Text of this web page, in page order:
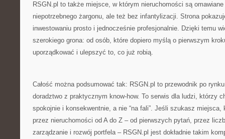
RSGN.pl to także miejsce, w którym nieruchomości są
niepotrzebnego żargonu, ale też bez infantylizacji. Strona
inwestowaniu prosto i jednocześnie profesjonalnie. Dzięki temu
szerokiego grona: od osób, które dopiero myślą o pierwszym
uporządkować i ulepszyć to, co już robią.
Całość można podsumować tak: RSGN.pl to przewodnik po
doradztwo z praktycznym know-how. To serwis dla ludzi, którzy
spokojnie i konsekwentnie, a nie “na fali”. Jeśli szukasz miejsca,
przez nieruchomości od A do Z – od pierwszych pytań, przez
zarządzanie i rozwój portfela – RSGN.pl jest dokładnie takim